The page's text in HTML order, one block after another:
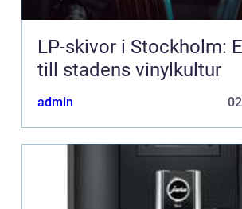
LP-skivor i Stockholm:
till stadens vinylkultur
admin